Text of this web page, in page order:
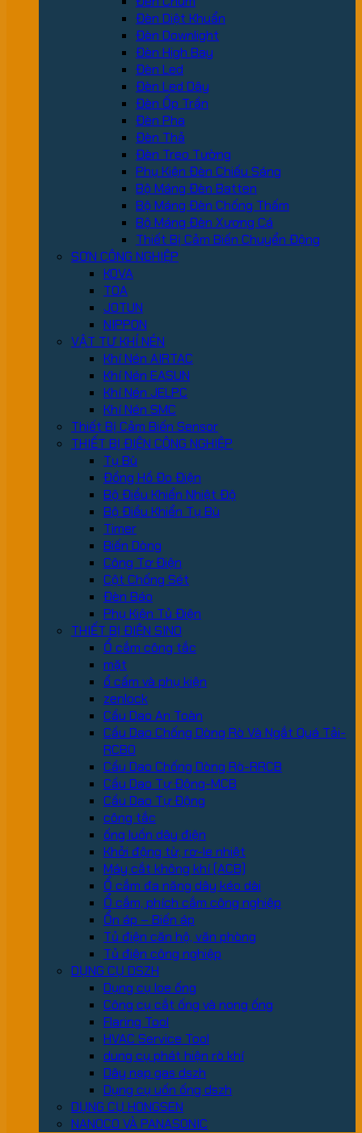
Đèn Diệt Khuẩn
Đèn Downlight
Đèn High Bay
Đèn Led
Đèn Led Dây
Đèn Ốp Trần
Đèn Pha
Đèn Thả
Đèn Treo Tường
Phụ Kiện Đèn Chiếu Sáng
Bộ Máng Đèn Batten
Bộ Máng Đèn Chống Thấm
Bộ Máng Đèn Xương Cá
Thiết Bị Cảm Biến Chuyển Động
SƠN CÔNG NGHIỆP
KOVA
TOA
JOTUN
NIPPON
VẬT TƯ KHÍ NÉN
Khí Nén AIRTAC
Khí Nén EASUN
Khí Nén JELPC
Khí Nén SMC
Thiết Bị Cảm Biến Sensor
THIẾT BỊ ĐIỆN CÔNG NGHIỆP
Tụ Bù
Đồng Hồ Đo Điện
Bộ Điều Khiển Nhiệt Độ
Bộ Điều Khiển Tụ Bù
Timer
Biến Dòng
Công Tơ Điện
Cột Chống Sét
Đèn Báo
Phụ Kiện Tủ Điện
THIẾT BỊ ĐIỆN SINO
Ổ cắm công tắc
mặt
ổ cấm và phụ kiện
zenlock
Cầu Dao An Toàn
Cầu Dao Chống Dòng Rò Và Ngắt Quá Tải-
RCBO
Cầu Dao Chống Dòng Rò-RRCB
Cầu Dao Tự Động-MCB
Cầu Dao Tự Động
công tắc
ống luồn dây điện
Khởi động từ, rơ-le nhiệt
Máy cắt không khí (ACB)
Ổ cắm đa năng dây kéo dài
Ổ cắm, phích cắm công nghiệp
Ổn áp – Biến áp
Tủ điện căn hộ, văn phòng
Tủ điện công nghiệp
DỤNG CỤ DSZH
Dụng cụ loe ống
Công cụ cắt ống và nong ống
Flaring Tool
HVAC Service Tool
dung cụ phát hiện rò khí
Dây nạp gas dszh
Dụng cụ uốn ống dszh
DỤNG CỤ HONGSEN
NANOCO VÀ PANASONIC